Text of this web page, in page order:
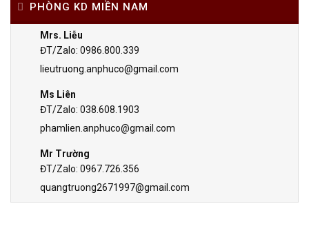
PHÒNG KD MIỀN NAM
Mrs. Liễu
ĐT/Zalo: 0986.800.339
lieutruong.anphuco@gmail.com
Ms Liên
ĐT/Zalo: 038.608.1903
phamlien.anphuco@gmail.com
Mr Trường
ĐT/Zalo: 0967.726.356
quangtruong2671997@gmail.com